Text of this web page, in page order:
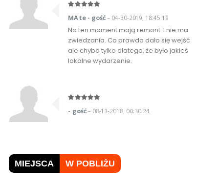
MAte - gość– 04-30-2019, 18:45:19
Na ten moment mają remont. I nie ma
zwiedzania. Co prawda dało się wejść
ale chyba tylko dlatego, że było jakieś
lokalne wydarzenie.
- gość– 08-13-2018, 00:30:24
MIEJSCA W POBLIŻU